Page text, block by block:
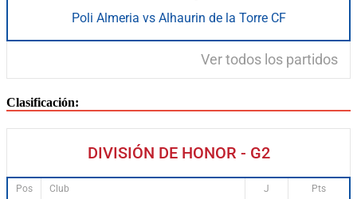
Poli Almeria vs Alhaurin de la Torre CF
Ver todos los partidos
Clasificación:
DIVISIÓN DE HONOR - G2
Pos Club J Pts